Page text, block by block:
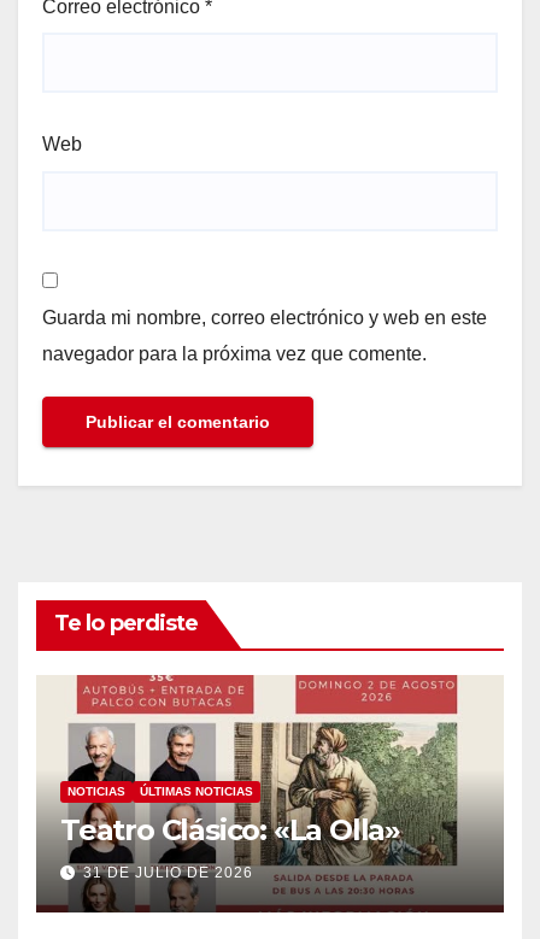
Correo electrónico *
Web
Guarda mi nombre, correo electrónico y web en este
navegador para la próxima vez que comente.
Te lo perdiste
NOTICIAS ÚLTIMAS NOTICIAS
Teatro Clásico: «La Olla»
31 DE JULIO DE 2026